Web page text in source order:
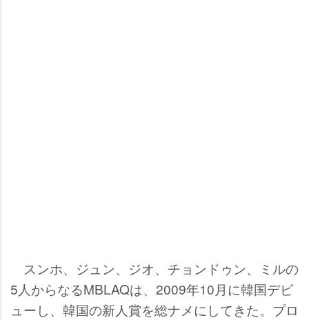
スンホ、ジュン、ジオ、チョンドゥン、ミルの
5人からなるMBLAQは、2009年10月に韓国デビ
ューし、韓国の新人賞を総ナメにしてきた。プロ